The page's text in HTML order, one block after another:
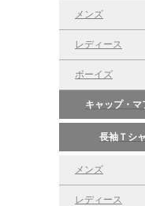
メンズ
レディース
ボーイズ
キャップ・マ
長袖Ｔシ
メンズ
レディース